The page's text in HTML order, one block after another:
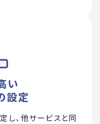
い
設定
し、他サービスと同